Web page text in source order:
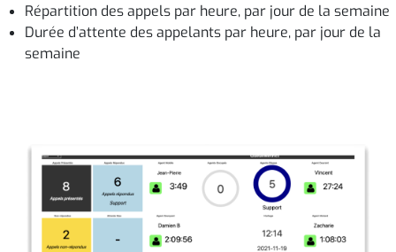
Répartition des appels par heure, par jour de la semaine
Durée d’attente des appelants par heure, par jour de la
semaine